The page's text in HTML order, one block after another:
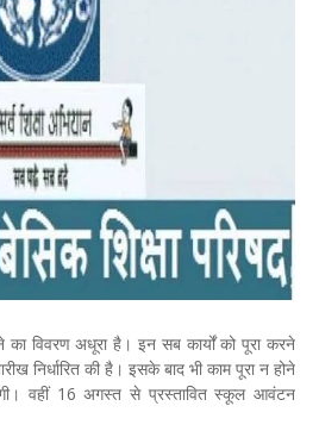
का विवरण अधूरा है। इन सब कार्यों को पूरा करने
निर्धारित की है। इसके बाद भी काम पूरा न होने
वहीं 16 अगस्त से प्रस्तावित स्कूल आवंटन